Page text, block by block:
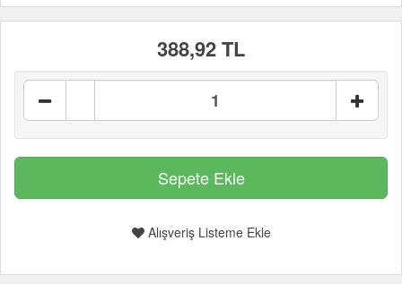
388,92 TL
Alışveriş Listeme Ekle